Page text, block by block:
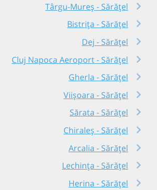
Târgu-Mureș - Sărățel
Bistrița - Sărățel
Dej - Sărățel
Cluj Napoca Aeroport - Sărățel
Gherla - Sărățel
Viișoara - Sărățel
Sărata - Sărățel
Chiraleș - Sărățel
Arcalia - Sărățel
Lechința - Sărățel
Herina - Sărățel